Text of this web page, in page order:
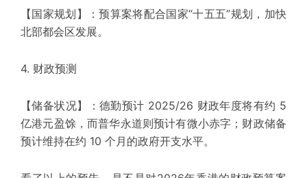
【国家规划】：预算案将配合国家“十五五”规划，加快
北部都会区发展。
4. 财政预测
【储备状况】：德勤预计 2025/26 财政年度将有约 5
亿港元盈馀，而普华永道则预计有微小赤字；财政储备
预计维持在约 10 个月的政府开支水平。